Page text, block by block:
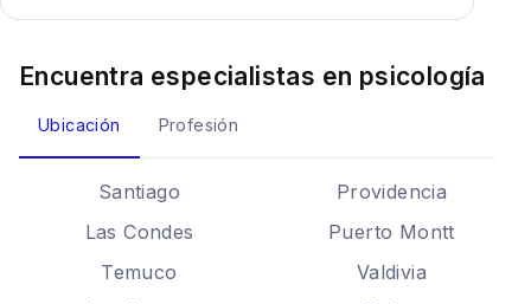
Encuentra especialistas en psicología
Ubicación Profesión
Santiago
Providencia
Las Condes
Puerto Montt
Temuco
Valdivia